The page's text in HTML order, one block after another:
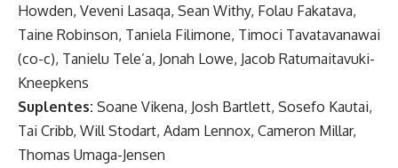
Howden, Veveni Lasaqa, Sean Withy, Folau Fakatava,
Taine Robinson, Taniela Filimone, Timoci Tavatavanawai
(co-c), Tanielu Tele’a, Jonah Lowe, Jacob Ratumaitavuki-
Kneepkens
Suplentes: Soane Vikena, Josh Bartlett, Sosefo Kautai,
Tai Cribb, Will Stodart, Adam Lennox, Cameron Millar,
Thomas Umaga-Jensen